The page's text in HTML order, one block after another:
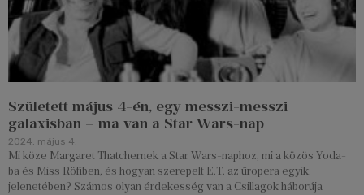
Született május 4-én, egy messzi-messzi
galaxisban – ma van a Star Wars-nap
2024. május 4.
Mi köze Margaret Thatchernek a Star Wars-naphoz, mi a közös Yoda-
ba és Miss Röfiben, és hogyan szerepelt E.T. az űropera egyik
jelenetében? Számos olyan érdekesség van a Csillagok háborúja